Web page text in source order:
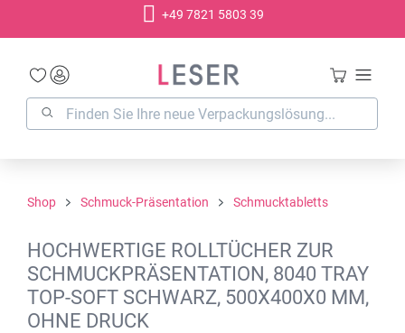
+49 7821 5803 39
Shop Schmuck-Präsentation Schmucktabletts
HOCHWERTIGE ROLLTÜCHER ZUR
SCHMUCKPRÄSENTATION, 8040 TRAY
TOP-SOFT SCHWARZ, 500X400X0 MM,
OHNE DRUCK